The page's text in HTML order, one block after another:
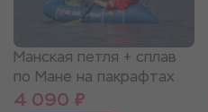
Манская петля + сплав
по Мане на пакрафтах
4 090 ₽